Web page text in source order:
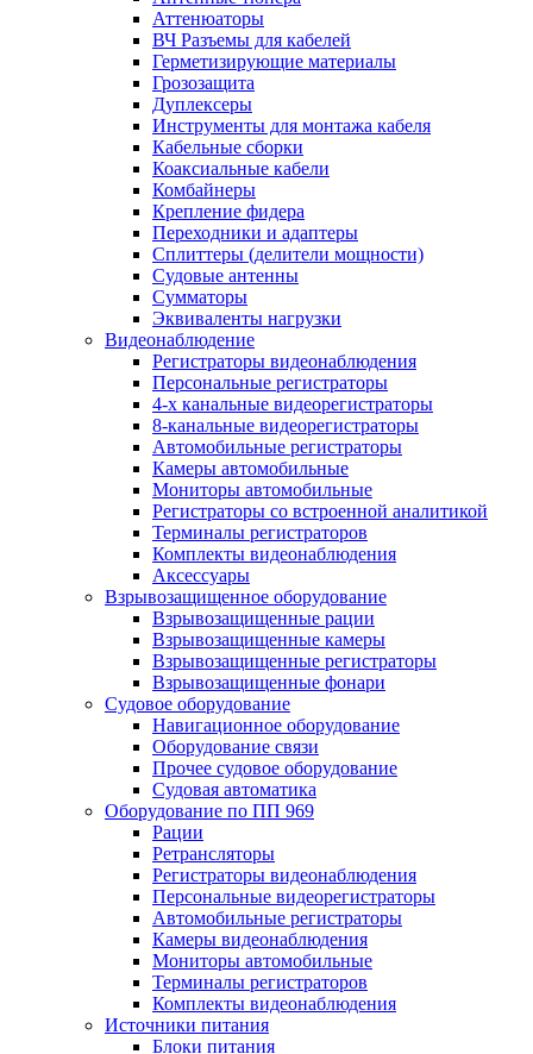
Аттенюаторы
ВЧ Разъемы для кабелей
Герметизирующие материалы
Грозозащита
Дуплексеры
Инструменты для монтажа кабеля
Кабельные сборки
Коаксиальные кабели
Комбайнеры
Крепление фидера
Переходники и адаптеры
Сплиттеры (делители мощности)
Судовые антенны
Сумматоры
Эквиваленты нагрузки
Видеонаблюдение
Регистраторы видеонаблюдения
Персональные регистраторы
4-х канальные видеорегистраторы
8-канальные видеорегистраторы
Автомобильные регистраторы
Камеры автомобильные
Мониторы автомобильные
Регистраторы со встроенной аналитикой
Терминалы регистраторов
Комплекты видеонаблюдения
Аксессуары
Взрывозащищенное оборудование
Взрывозащищенные рации
Взрывозащищенные камеры
Взрывозащищенные регистраторы
Взрывозащищенные фонари
Судовое оборудование
Навигационное оборудование
Оборудование связи
Прочее судовое оборудование
Судовая автоматика
Оборудование по ПП 969
Рации
Ретрансляторы
Регистраторы видеонаблюдения
Персональные видеорегистраторы
Автомобильные регистраторы
Камеры видеонаблюдения
Мониторы автомобильные
Терминалы регистраторов
Комплекты видеонаблюдения
Источники питания
Блоки питания